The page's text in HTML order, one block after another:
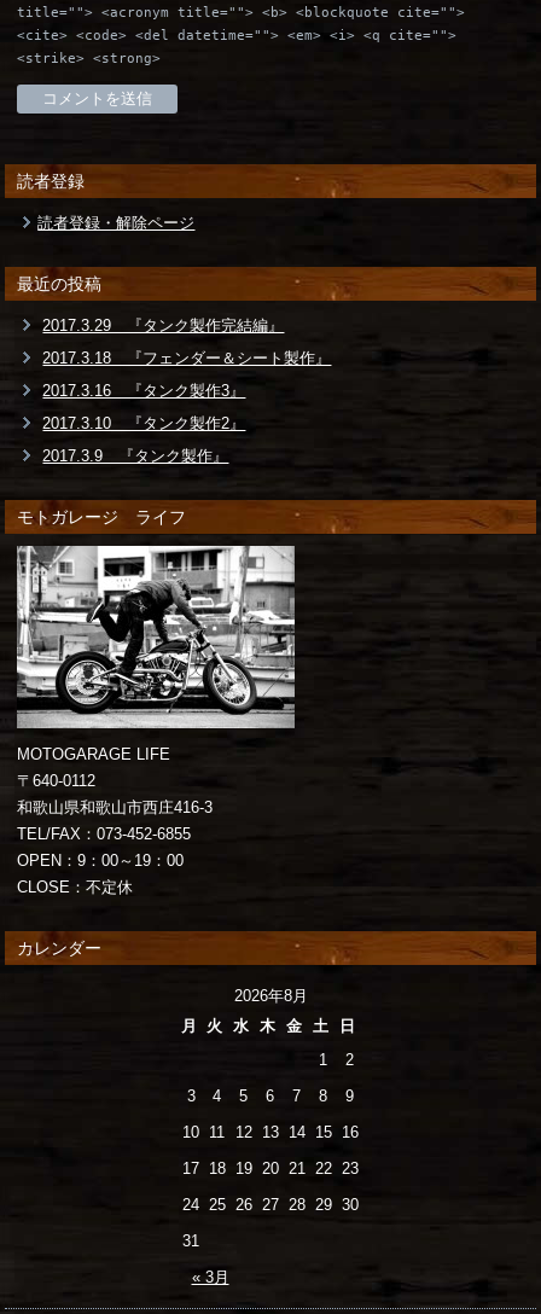
title=""> <acronym title=""> <b> <blockquote cite="">
<cite> <code> <del datetime=""> <em> <i> <q cite="">
<strike> <strong>
読者登録
読者登録・解除ページ
最近の投稿
2017.3.29 『タンク製作完結編』
2017.3.18 『フェンダー＆シート製作』
2017.3.16 『タンク製作3』
2017.3.10 『タンク製作2』
2017.3.9 『タンク製作』
モトガレージ ライフ
MOTOGARAGE LIFE
〒640-0112
和歌山県和歌山市西庄416-3
TEL/FAX：073-452-6855
OPEN：9：00～19：00
CLOSE：不定休
カレンダー
2026年8月
月
火 水 木 金 土 日
« 3月
1
2
3
4 5 6 7 8
9
10 11 12 13 14 15
16
17 18 19 20 21 22
23
24 25 26 27 28 29 30
31